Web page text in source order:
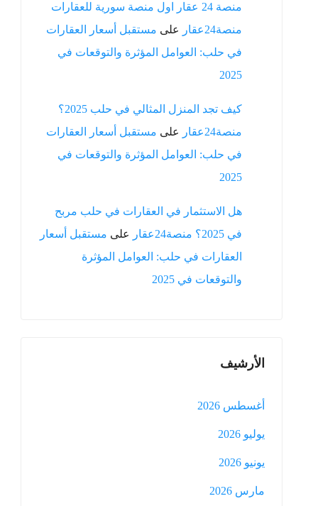
منصة 24 عقار اول منصة سورية للعقارات
منصة24عقار
على مستقبل أسعار العقارات
في حلب: العوامل المؤثرة والتوقعات في
2025
كيف تجد المنزل المثالي في حلب 2025؟
منصة24عقار
على مستقبل أسعار العقارات
في حلب: العوامل المؤثرة والتوقعات في
2025
هل الاستثمار في العقارات في حلب مربح
في 2025؟ منصة24عقار
على مستقبل أسعار
العقارات في حلب: العوامل المؤثرة
والتوقعات في 2025
الأرشيف
أغسطس 2026
يوليو 2026
يونيو 2026
مارس 2026